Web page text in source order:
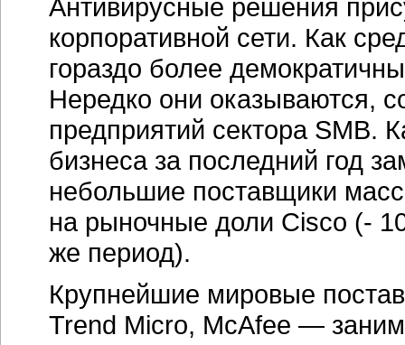
Антивирусные решения
корпоративной сети. Как
гораздо более
Нередко они оказываются,
предприятий сектора SMB.
бизнеса за последний год
небольшие поставщики
на рыночные доли Cisco (-
же период).
Крупнейшие мировые
Trend Micro, McAfee —